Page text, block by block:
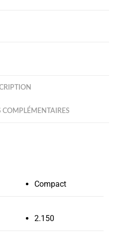
COMPLÉMENTAIRES
Compact
2.150